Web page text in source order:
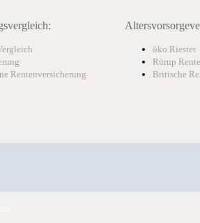
Rentenversicherung
öko Riester
Rürup Rente
Britische